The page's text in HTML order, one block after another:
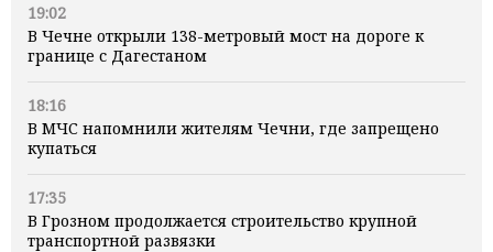
19:02
В Чечне открыли 138-метровый мост на дороге к
границе с Дагестаном
18:16
В МЧС напомнили жителям Чечни, где запрещено
купаться
17:35
В Грозном продолжается строительство крупной
транспортной развязки